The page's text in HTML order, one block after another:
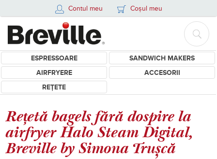
Contul meu Coșul meu
ESPRESSOARE
SANDWICH MAKERS
AIRFRYERE
ACCESORII
REȚETE
Rețetă bagels fără dospire la
airfryer Halo Steam Digital,
Breville by Simona Trușcă